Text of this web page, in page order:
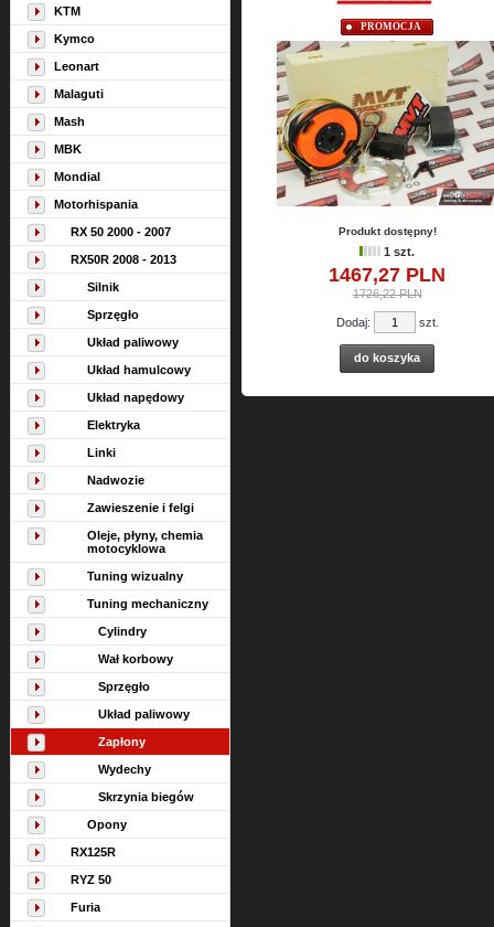
KTM
Kymco
Leonart
Malaguti
Mash
MBK
Mondial
Motorhispania
RX 50 2000 - 2007
RX50R 2008 - 2013
Silnik
Sprzęgło
Układ paliwowy
Układ hamulcowy
Układ napędowy
Elektryka
Linki
Nadwozie
Zawieszenie i felgi
Oleje, płyny, chemia
motocyklowa
Tuning wizualny
Tuning mechaniczny
Cylindry
Wał korbowy
Sprzęgło
Układ paliwowy
Zapłony
Wydechy
Skrzynia biegów
Opony
RX125R
RYZ 50
Furia
PROMOCJA
Produkt dostępny!
1 szt.
1467,27 PLN
1726,22 PLN
Dodaj: szt.
do koszyka